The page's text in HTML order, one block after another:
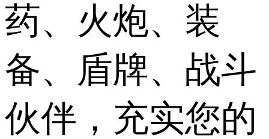
药、火炮、装
备、盾牌、战斗
伙伴，充实您的